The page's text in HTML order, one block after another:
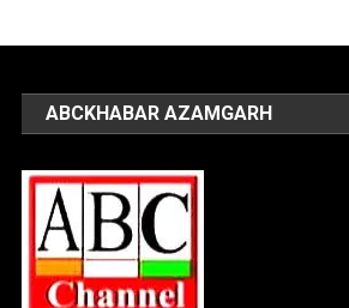
ABCKHABAR AZAMGARH